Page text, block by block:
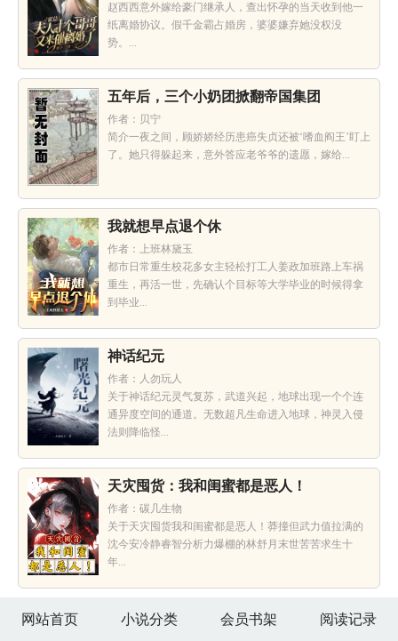
赵西西意外嫁给豪门继承人，查出怀孕的当天收到他一
纸离婚协议。假千金霸占婚房，婆婆嫌弃她没权没
势。...
五年后，三个小奶团掀翻帝国集团
作者：贝宁
简介一夜之间，顾娇娇经历患癌失贞还被‘嗜血阎王’盯上
了。她只得躲起来，意外答应老爷爷的遗愿，嫁给...
我就想早点退个休
作者：上班林黛玉
都市日常重生校花多女主轻松打工人姜政加班路上车祸
重生，再活一世，先确认个目标等大学毕业的时候得拿
到毕业...
神话纪元
作者：人勿玩人
关于神话纪元灵气复苏，武道兴起，地球出现一个个连
通异度空间的通道。无数超凡生命进入地球，神灵入侵
法则降临怪...
天灾囤货：我和闺蜜都是恶人！
作者：碳几生物
关于天灾囤货我和闺蜜都是恶人！莽撞但武力值拉满的
沈今安冷静睿智分析力爆棚的林舒月末世苦苦求生十
年...
网站首页 小说分类 会员书架 阅读记录